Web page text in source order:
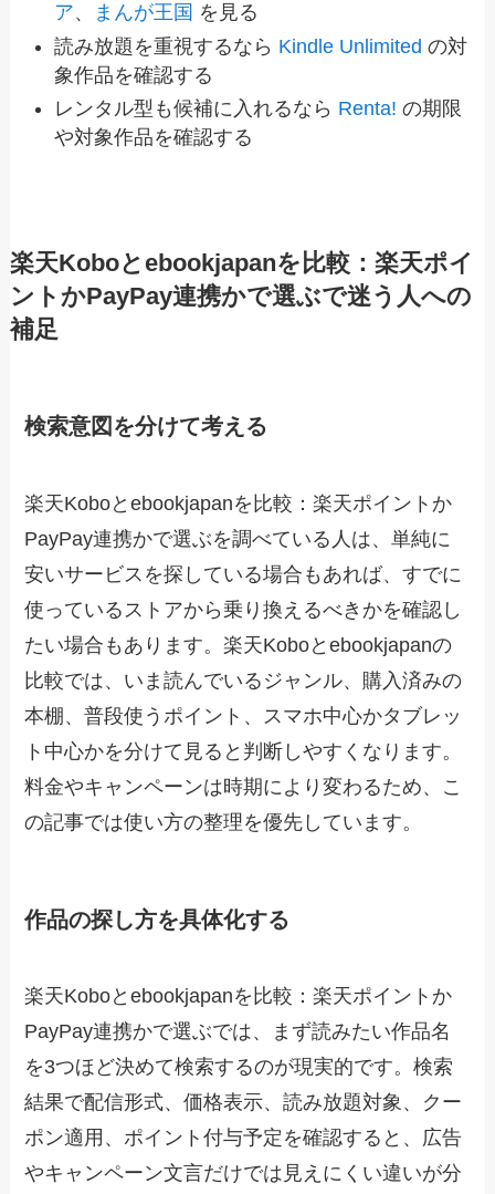
ア、 まんが王国 を見る
読み放題を重視するなら Kindle Unlimited の対
象作品を確認する
レンタル型も候補に入れるなら Renta! の期限
や対象作品を確認する
楽天Koboとebookjapanを比較：楽天ポイ
ントかPayPay連携かで選ぶで迷う人への
補足
検索意図を分けて考える
楽天Koboとebookjapanを比較：楽天ポイントか
PayPay連携かで選ぶを調べている人は、単純に
安いサービスを探している場合もあれば、すでに
使っているストアから乗り換えるべきかを確認し
たい場合もあります。楽天Koboとebookjapanの
比較では、いま読んでいるジャンル、購入済みの
本棚、普段使うポイント、スマホ中心かタブレッ
ト中心かを分けて見ると判断しやすくなります。
料金やキャンペーンは時期により変わるため、こ
の記事では使い方の整理を優先しています。
作品の探し方を具体化する
楽天Koboとebookjapanを比較：楽天ポイントか
PayPay連携かで選ぶでは、まず読みたい作品名
を3つほど決めて検索するのが現実的です。検索
結果で配信形式、価格表示、読み放題対象、クー
ポン適用、ポイント付与予定を確認すると、広告
やキャンペーン文言だけでは見えにくい違いが分